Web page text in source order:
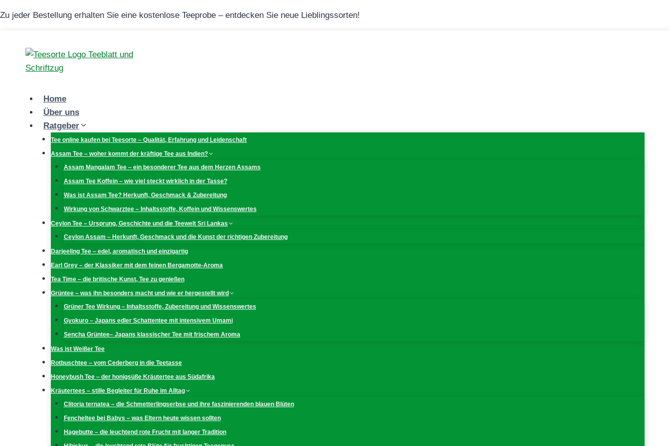
Inhalt
Zu jeder Bestellung erhalten Sie eine kostenlose Teeprobe – entdecken Sie neue Lieblingssorten!
Home
Über uns
Ratgeber
Tee online kaufen bei Teesorte – Qualität, Erfahrung und Leidenschaft
Assam Tee – woher kommt der kräftige Tee aus Indien?
Assam Mangalam Tee – ein besonderer Tee aus dem Herzen Assams
Assam Tee Koffein – wie viel steckt wirklich in der Tasse?
Was ist Assam Tee? Herkunft, Geschmack & Zubereitung
Wirkung von Schwarztee – Inhaltsstoffe, Koffein und Wissenswertes
Ceylon Tee – Ursprung, Geschichte und die Teewelt Sri Lankas
Ceylon Assam – Herkunft, Geschmack und die Kunst der richtigen Zubereitung
Darjeeling Tee – edel, aromatisch und einzigartig
Earl Grey – der Klassiker mit dem feinen Bergamotte-Aroma
Tea Time – die britische Kunst, Tee zu genießen
Grüntee – was ihn besonders macht und wie er hergestellt wird
Grüner Tee Wirkung – Inhaltsstoffe, Zubereitung und Wissenswertes
Gyokuro – Japans edler Schattentee mit intensivem Umami
Sencha Grüntee– Japans klassischer Tee mit frischem Aroma
Was ist Weißer Tee
Rotbuschtee – vom Cederberg in die Teetasse
Honeybush Tee – der honigsüße Kräutertee aus Südafrika
Kräutertees – stille Begleiter für Ruhe im Alltag
Clitoria ternatea – die Schmetterlingserbse und ihre faszinierenden blauen Blüten
Fencheltee bei Babys – was Eltern heute wissen sollten
Hagebutte – die leuchtend rote Frucht mit langer Tradition